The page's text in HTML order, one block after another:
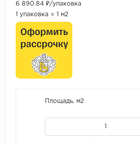
6 890.84 ₽/упаковка
1 упаковка = 1 м2
Площадь, м2